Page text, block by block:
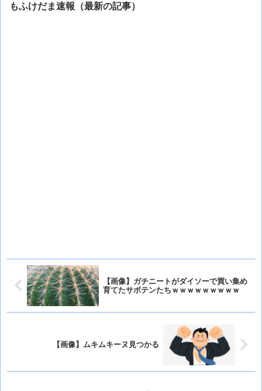
もふけだま速報（最新の記事）
【画像】ガチニートがダイソーで買い集め
育てたサボテンたちｗｗｗｗｗｗｗｗｗ
【画像】ムキムキーヌ見つかる